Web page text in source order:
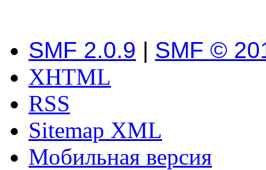
SMF 2.0.9 | SMF ©
XHTML
RSS
Sitemap XML
Мобильная версия